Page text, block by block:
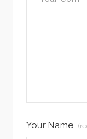
Your Name